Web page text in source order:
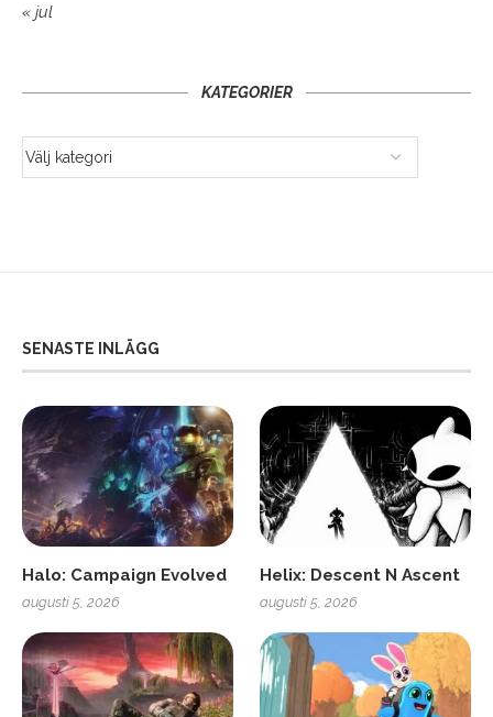
« jul
KATEGORIER
SENASTE INLÄGG
Halo: Campaign Evolved
augusti 5, 2026
Helix: Descent N Ascent
augusti 5, 2026